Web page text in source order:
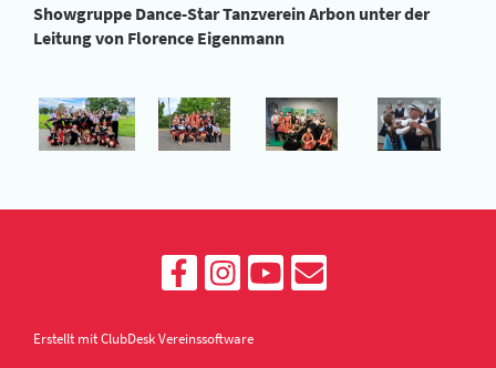
Showgruppe Dance-Star Tanzverein Arbon unter der
Leitung von Florence Eigenmann
Erstellt mit ClubDesk Vereinssoftware